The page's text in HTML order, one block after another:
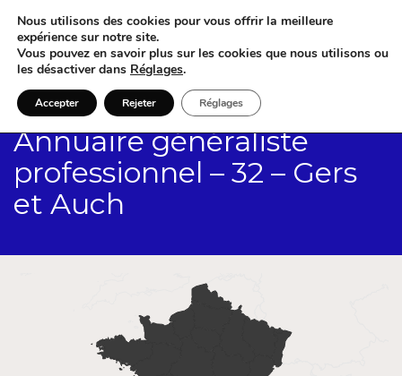
Annuaire généraliste
professionnel – 32 – Gers
et Auch
Nous utilisons des cookies pour vous offrir la meilleure
expérience sur notre site.
Vous pouvez en savoir plus sur les cookies que nous utilisons ou
les désactiver dans Réglages.
Accepter Rejeter Réglages